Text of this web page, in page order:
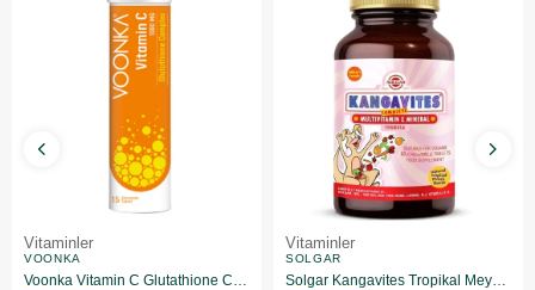
Vitaminler
VOONKA
Voonka Vitamin C Glutathione Complex Efervesan 15 Tablet
Vitaminler
SOLGAR
Solgar Kangavites Tropikal Meyve Aromalı 60 Tablet